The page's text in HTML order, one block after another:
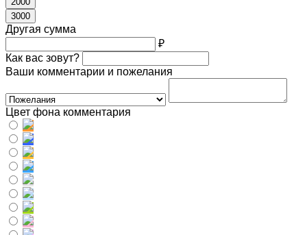
3000
Другая сумма
₽
Как вас зовут?
Ваши комментарии и пожелания
Цвет фона комментария